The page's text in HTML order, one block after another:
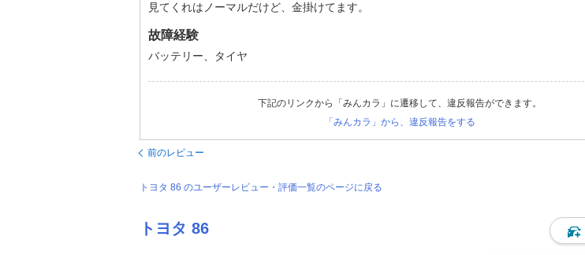
見てくれはノーマルだけど、金掛けてます。
故障経験
バッテリー、タイヤ
下記のリンクから「みんカラ」に遷移して、違反報告ができます。
「みんカラ」から、違反報告をする
前のレビュー
トヨタ 86 のユーザーレビュー・評価一覧のページに戻る
トヨタ 86